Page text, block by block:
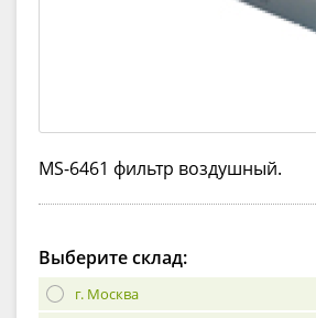
MS-6461 фильтр воздушный.
Выберите склад:
г. Москва